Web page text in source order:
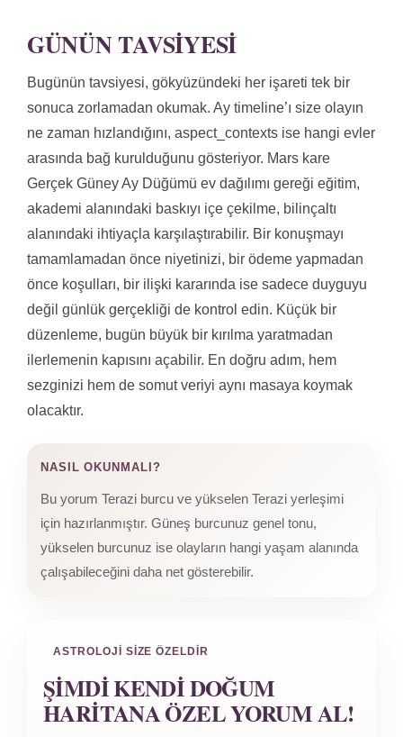
GÜNÜN TAVSIYESI
Bugünün tavsiyesi, gökyüzündeki her işareti tek bir
sonuca zorlamadan okumak. Ay timeline’ı size olayın
ne zaman hızlandığını, aspect_contexts ise hangi evler
arasında bağ kurulduğunu gösteriyor. Mars kare
Gerçek Güney Ay Düğümü ev dağılımı gereği eğitim,
akademi alanındaki baskıyı içe çekilme, bilinçaltı
alanındaki ihtiyaçla karşılaştırabilir. Bir konuşmayı
tamamlamadan önce niyetinizi, bir ödeme yapmadan
önce koşulları, bir ilişki kararında ise sadece duyguyu
değil günlük gerçekliği de kontrol edin. Küçük bir
düzenleme, bugün büyük bir kırılma yaratmadan
ilerlemenin kapısını açabilir. En doğru adım, hem
sezginizi hem de somut veriyi aynı masaya koymak
olacaktır.
NASIL OKUNMALI?
Bu yorum Terazi burcu ve yükselen Terazi yerleşimi
için hazırlanmıştır. Güneş burcunuz genel tonu,
yükselen burcunuz ise olayların hangi yaşam alanında
çalışabileceğini daha net gösterebilir.
ASTROLOJI SIZE ÖZELDIR
ŞIMDI KENDI DOĞUM
HARITANA ÖZEL YORUM AL!